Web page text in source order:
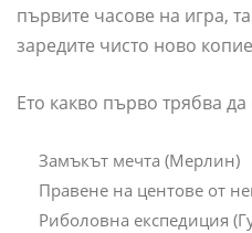
първите часове на игра,
заредите чисто ново
Ето какво първо трябва да
Замъкът мечта (Мерлин)
Правене на центове от
Риболовна експедиция